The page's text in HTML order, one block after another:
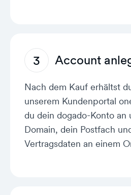
3 Account
Nach dem Kauf erhältst
unserem Kundenportal
du dein dogado-Konto an
Domain, dein Postfach
Vertragsdaten an einem